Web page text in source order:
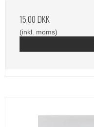
15,00 DKK
(inkl. moms)